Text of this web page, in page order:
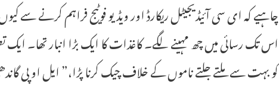
چاہیے کہ ای سی آئیڈیجیٹل ریکارڈ اور ویڈیو فوٹیج فراہم کرنے سے
اس تک رسائی میں چھ مہینے لگے۔ کاغذات کا ایک بڑا انبار تھا۔
کو بہت سے ملتے جلتے ناموں کے خلاف چیک کرنا پڑا،” ایل او پی